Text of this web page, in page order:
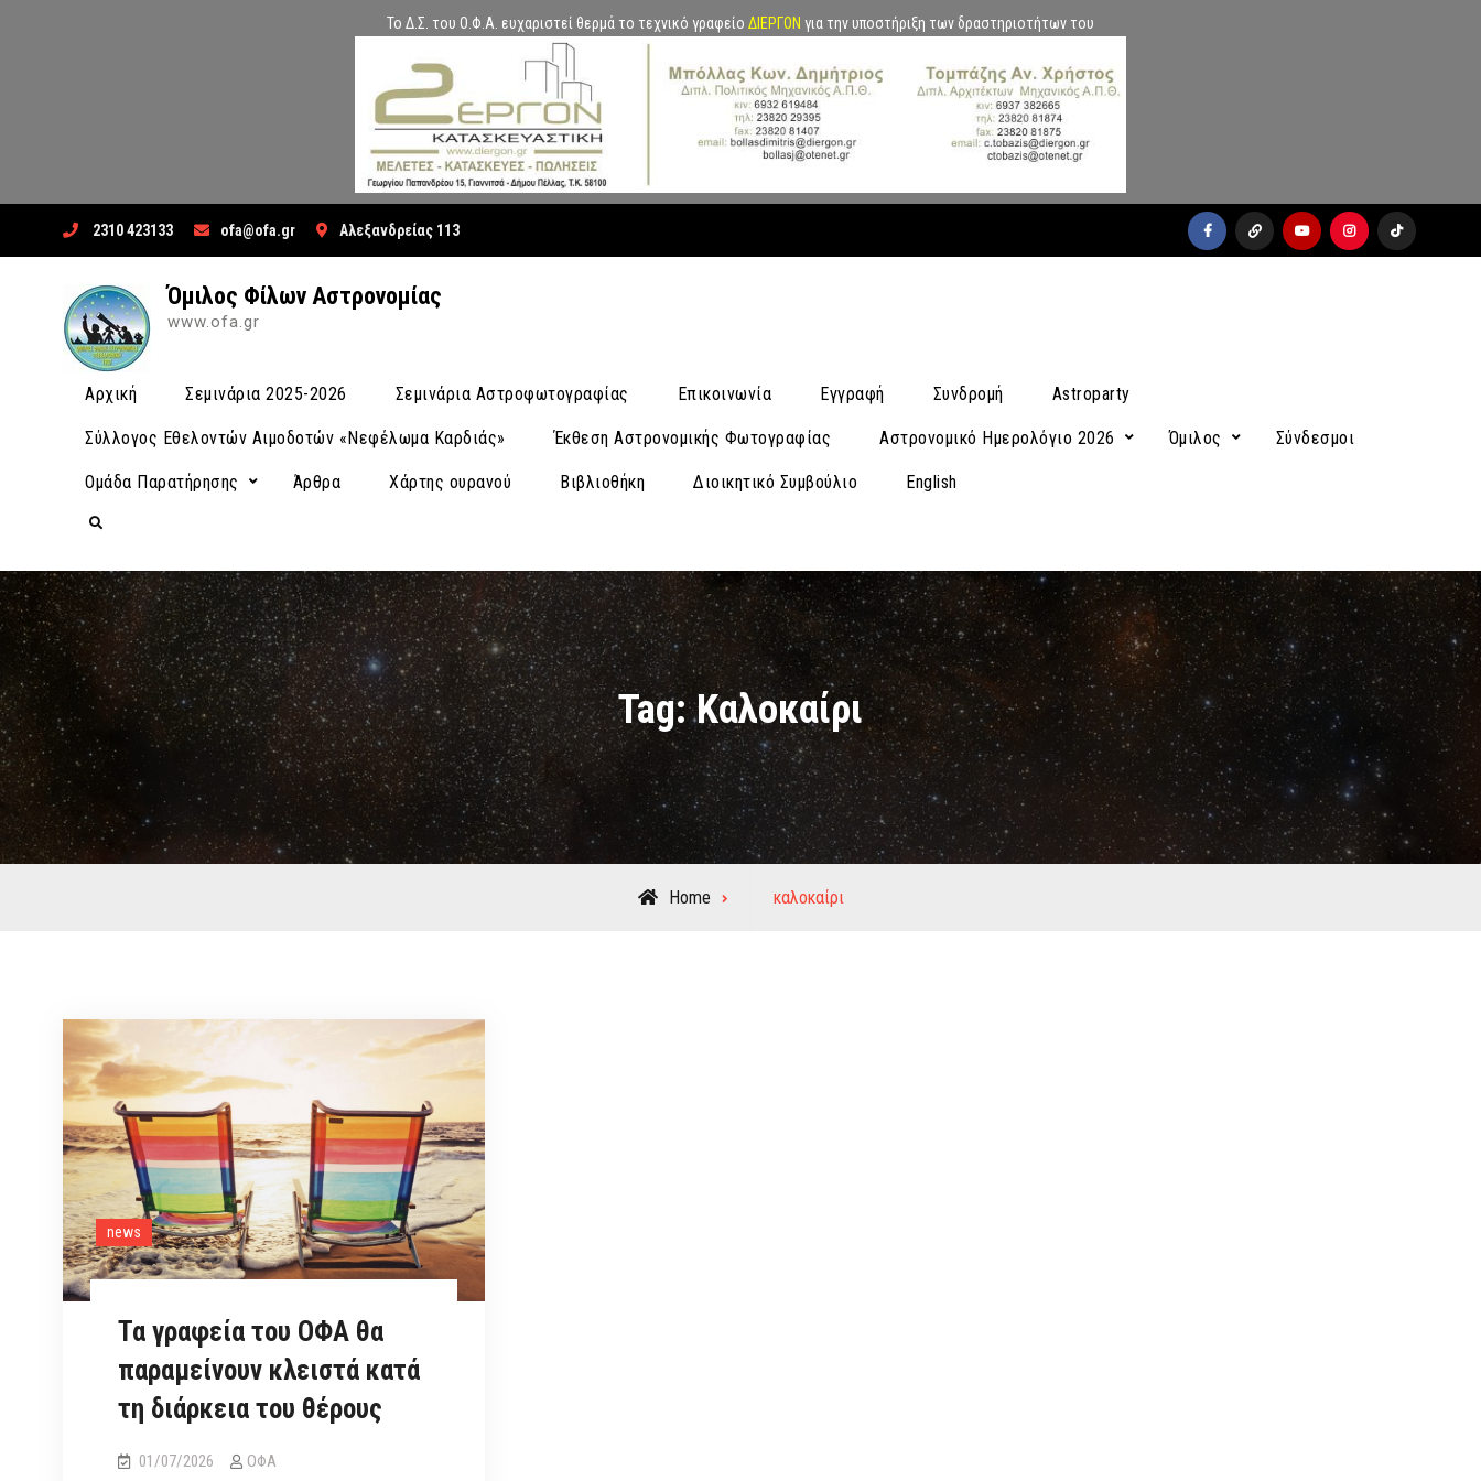
Το Δ.Σ. του Ο.Φ.Α. ευχαριστεί θερμά το τεχνικό γραφείο ΔΙΕΡΓΟΝ για την υποστήριξη των δραστηριοτήτων του
2310 423133 ofa@ofa.gr Αλεξανδρείας 113 facebook
x youtubeinstagramTiktok
Όμιλος Φίλων Αστρονομίας
www.ofa.gr
Αρχική Σεμινάρια 2025-2026 Σεμινάρια Αστροφωτογραφίας Επικοινωνία Εγγραφή Συνδρομή Astroparty
Σύλλογος Εθελοντών Αιμοδοτών «Νεφέλωμα Καρδιάς» Έκθεση Αστρονομικής Φωτογραφίας Αστρονομικό Ημερολόγιο 2026 Όμιλος Σύνδεσμοι
Ομάδα Παρατήρησης Άρθρα Χάρτης ουρανού Βιβλιοθήκη Διοικητικό Συμβούλιο English
Search
Tag:Καλοκαίρι
Home
Posts
καλοκαίρι
news
Τα γραφεία του ΟΦΑ θα
παραμείνουν κλειστά κατά
τη διάρκεια του θέρους
01/07/2026 ΟΦΑ